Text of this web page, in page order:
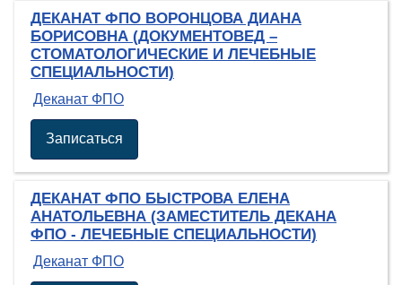
ДЕКАНАТ ФПО ВОРОНЦОВА ДИАНА
БОРИСОВНА (ДОКУМЕНТОВЕД –
СТОМАТОЛОГИЧЕСКИЕ И ЛЕЧЕБНЫЕ
СПЕЦИАЛЬНОСТИ)
Деканат ФПО
Записаться
ДЕКАНАТ ФПО БЫСТРОВА ЕЛЕНА
АНАТОЛЬЕВНА (ЗАМЕСТИТЕЛЬ ДЕКАНА
ФПО - ЛЕЧЕБНЫЕ СПЕЦИАЛЬНОСТИ)
Деканат ФПО